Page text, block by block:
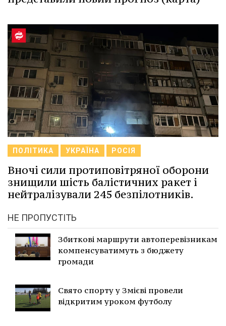
ПОЛІТИКА УКРАЇНА РОСІЯ
Вночі сили протиповітряної оборони
знищили шість балістичних ракет і
нейтралізували 245 безпілотників.
НЕ ПРОПУСТІТЬ
Збиткові маршрути автоперевізникам
компенсуватимуть з бюджету
громади
Свято спорту у Змієві провели
відкритим уроком футболу